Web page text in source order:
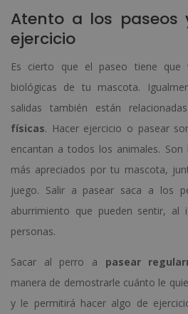
Atento a los
ejercicio
Es cierto que el paseo tiene que
biológicas de tu mascota.
salidas también están
físicas. Hacer ejercicio o pasear
encantan a todos los animales.
más apreciados por tu mascota,
juego. Salir a pasear saca a los
aburrimiento que pueden sentir, al
personas.
Sacar al perro a pasear
manera de demostrarle cuánto le
y le permitirá hacer algo de